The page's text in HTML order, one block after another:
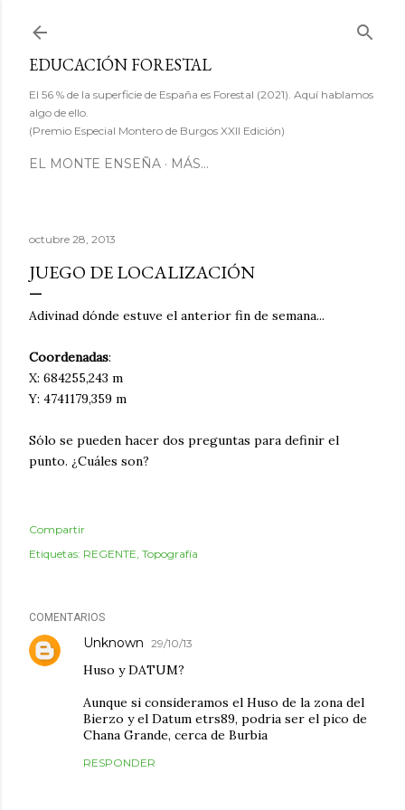
EDUCACIÓN FORESTAL
El 56 % de la superficie de España es Forestal (2021). Aquí hablamos
algo de ello.
(Premio Especial Montero de Burgos XXII Edición)
EL MONTE ENSEÑA MÁS…
octubre 28, 2013
JUEGO DE LOCALIZACIÓN
Adivinad dónde estuve el anterior fin de semana...
Coordenadas:
X: 684255,243 m
Y: 4741179,359 m
Sólo se pueden hacer dos preguntas para definir el
punto. ¿Cuáles son?
Compartir
Etiquetas: REGENTE Topografía
COMENTARIOS
Unknown 29/10/13
Huso y DATUM?
Aunque si consideramos el Huso de la zona del
Bierzo y el Datum etrs89, podria ser el pico de
Chana Grande, cerca de Burbia
RESPONDER